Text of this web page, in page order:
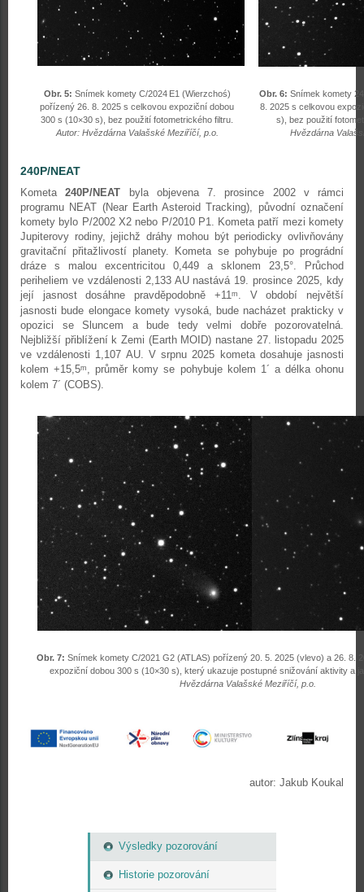
Výsledky pozorování
Historie pozorování
Obr. 5: Snímek komety C/2024 E1 (Wierzchoś)
pořízený 26. 8. 2025 s celkovou expoziční dobou
300 s (10×30 s), bez použití fotometrického filtru.
Autor: Hvězdárna Valašské Meziříčí, p.o.
Obr. 6: Snímek komety
8. 2025 s celkovou
s), bez použití
Hvězdárna
240P/NEAT
Kometa240P/NEAT byla objevena 7. prosince 2002 v rámci
programu NEAT (Near Earth Asteroid Tracking), původní označení
komety bylo P/2002 X2 nebo P/2010 P1. Kometa patří mezi komety
Jupiterovy rodiny, jejichž dráhy mohou být periodicky ovlivňovány
gravitační přitažlivostí planety. Kometa se pohybuje po prográdní
dráze s malou excentricitou 0,449 a sklonem 23,5°. Průchod
periheliem ve vzdálenosti 2,133 AU nastává 19. prosince 2025, kdy
její jasnost dosáhne pravděpodobně +11m . V období největší
jasnosti bude elongace komety vysoká, bude nacházet prakticky v
opozici se Sluncem a bude tedy velmi dobře pozorovatelná.
Nejbližší přiblížení k Zemi (Earth MOID) nastane 27. listopadu 2025
ve vzdálenosti 1,107 AU. V srpnu 2025 kometa dosahuje jasnosti
kolem +15,5m , průměr komy se pohybuje kolem 1´ a délka ohonu
kolem 7´ (COBS).
Obr. 7: Snímek komety C/2021 G2 (ATLAS) pořízený 20. 5. 2025 (vlevo) a 26. 8.
expoziční dobou 300 s (10×30 s), který ukazuje postupné snižování aktivity a
Hvězdárna Valašské Meziříčí, p.o.
autor: Jakub Koukal